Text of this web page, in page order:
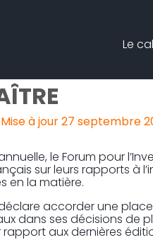
Le
à jour 27 septembre
le Forum pour
sur leurs rapports à
en la matière.
déclare accorder une
dans ses décisions de
aux dernières